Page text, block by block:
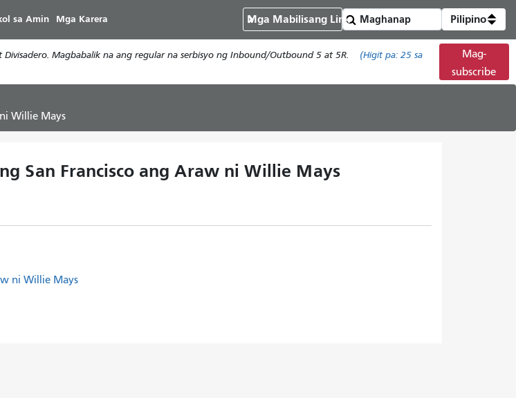
ang
pangunahing
nilalaman
sa Amin Mga Karera Mga Mabilisang Link Pilipino
Divisadero. Magbabalik na ang regular na serbisyo ng Inbound/Outbound 5 at 5R. (Higit pa: 25 sa
Mag-
subscribe
Willie Mays
San Francisco ang Araw ni Willie Mays
ni Willie Mays